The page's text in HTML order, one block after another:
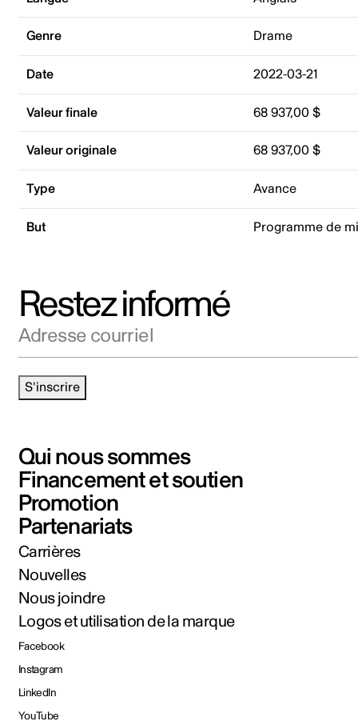
Genre Drame
Date 2022-03-21
Valeur finale 68 937,00 $
Valeur originale 68 937,00 $
Type Avance
But Programme de
Restez informé
S'inscrire
Qui nous sommes
Financement et soutien
Promotion
Partenariats
Carrières
Nouvelles
Nous joindre
Logos et utilisation de la marque
Facebook
Instagram
LinkedIn
YouTube